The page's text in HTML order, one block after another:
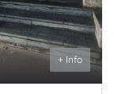
+ Info